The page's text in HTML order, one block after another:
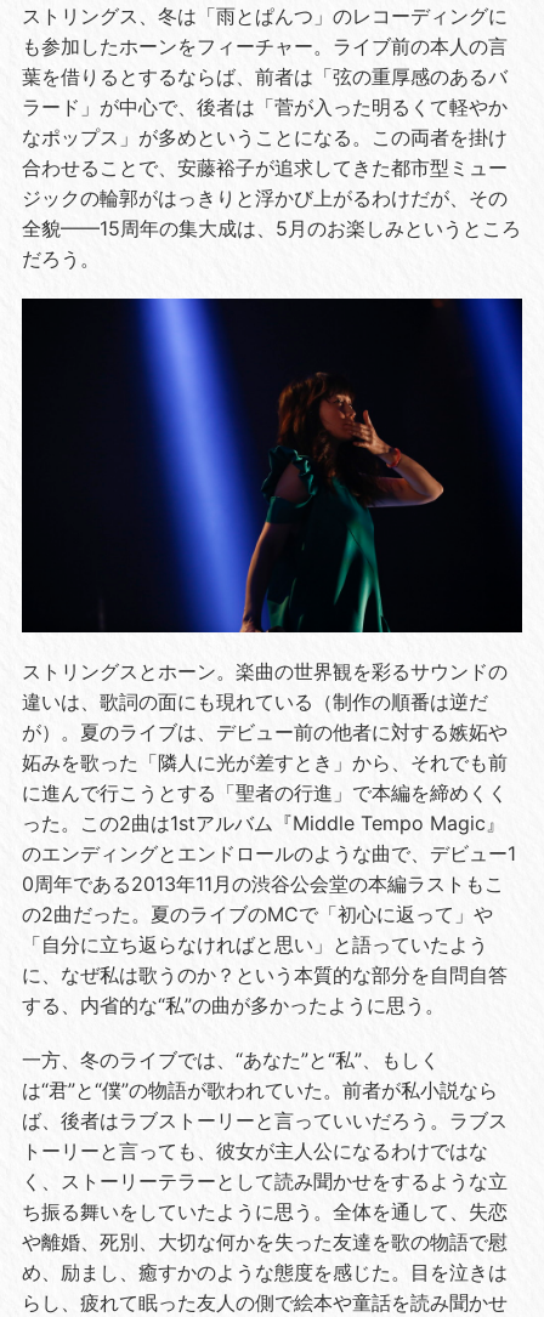
ストリングス、冬は「雨とぱんつ」のレコーディングに
も参加したホーンをフィーチャー。ライブ前の本人の言
葉を借りるとするならば、前者は「弦の重厚感のあるバ
ラード」が中心で、後者は「菅が入った明るくて軽やか
なポップス」が多めということになる。この両者を掛け
合わせることで、安藤裕子が追求してきた都市型ミュー
ジックの輪郭がはっきりと浮かび上がるわけだが、その
全貌——15周年の集大成は、 5月のお楽しみというところ
だろう。
ストリングスとホーン。楽曲の世界観を彩るサウンドの
違いは、歌詞の面にも現れている（制作の順番は逆だ
が）。夏のライブは、デビュー前の他者に対する嫉妬や
妬みを歌った「隣人に光が差すとき」から、それでも前
に進んで行こうとする「聖者の行進」で本編を締めくく
った。この2曲は1stアルバム『Middle Tempo Magic』
のエンディングとエンドロールのような曲で、デビュー1
0周年である2013年11月の渋谷公会堂の本編ラストもこ
の2曲だった。夏のライブのMCで「初心に返って」や
「自分に立ち返らなければと思い」と語っていたよう
に、なぜ私は歌うのか？という本質的な部分を自問自答
する、内省的な“私”の曲が多かったように思う。
一方、冬のライブでは、“あなた”と“私”、もしく
は“君”と“僕”の物語が歌われていた。前者が私小説なら
ば、後者はラブストーリーと言っていいだろう。ラブス
トーリーと言っても、彼女が主人公になるわけではな
く、ストーリーテラーとして読み聞かせをするような立
ち振る舞いをしていたように思う。全体を通して、失恋
や離婚、死別、大切な何かを失った友達を歌の物語で慰
め、励まし、癒すかのような態度を感じた。目を泣きは
らし、疲れて眠った友人の側で絵本や童話を読み聞かせ